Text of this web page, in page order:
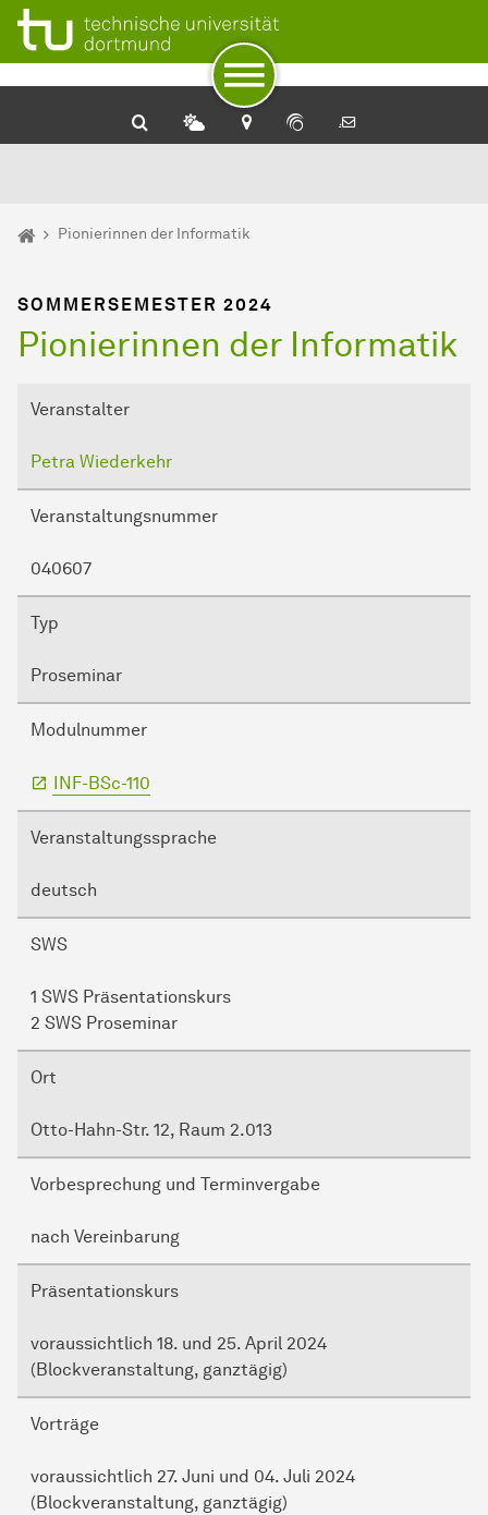
Zum Navigationspfad
Unterseiten von „Sommersemester 24“
Zur Navigation
Zum Schnellzugriff
Zum Fuß der Seite mit weiteren Services
Zum Inhalt
Zur Startseite
Sie sind hier:
Startseite
Pionierinnen der Informatik
SOMMERSEMESTER 2024
Pionierinnen der Informatik
Veranstalter
Petra Wiederkehr
Veranstaltungsnummer
040607
Typ
Proseminar
Modulnummer
INF-BSc-110
Veranstaltungssprache
deutsch
SWS
1 SWS Präsentationskurs
2 SWS Proseminar
Ort
Otto-Hahn-Str. 12, Raum 2.013
Vorbesprechung und Terminvergabe
nach Vereinbarung
Präsentationskurs
voraussichtlich 18. und 25. April 2024
(Blockveranstaltung, ganztägig)
Vorträge
voraussichtlich 27. Juni und 04. Juli 2024
(Blockveranstaltung, ganztägig)